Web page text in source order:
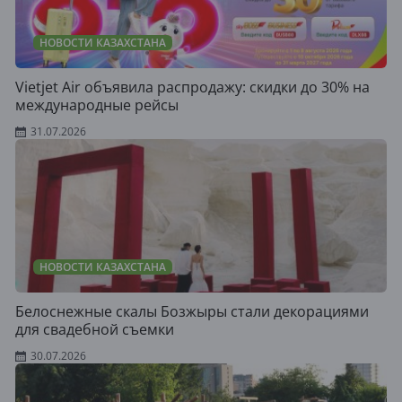
НОВОСТИ КАЗАХСТАНА
Vietjet Air объявила распродажу: скидки до 30% на
международные рейсы
31.07.2026
НОВОСТИ КАЗАХСТАНА
Белоснежные скалы Бозжыры стали декорациями
для свадебной съемки
30.07.2026